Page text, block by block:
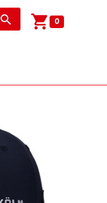
search shopping_cart 0